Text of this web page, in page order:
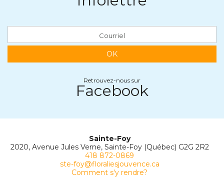
OK
Retrouvez-nous sur
Facebook
Sainte-Foy
2020, Avenue Jules Verne, Sainte-Foy (Québec) G2G 2R2
418 872-0869
ste-foy@floraliesjouvence.ca
Comment s'y rendre?